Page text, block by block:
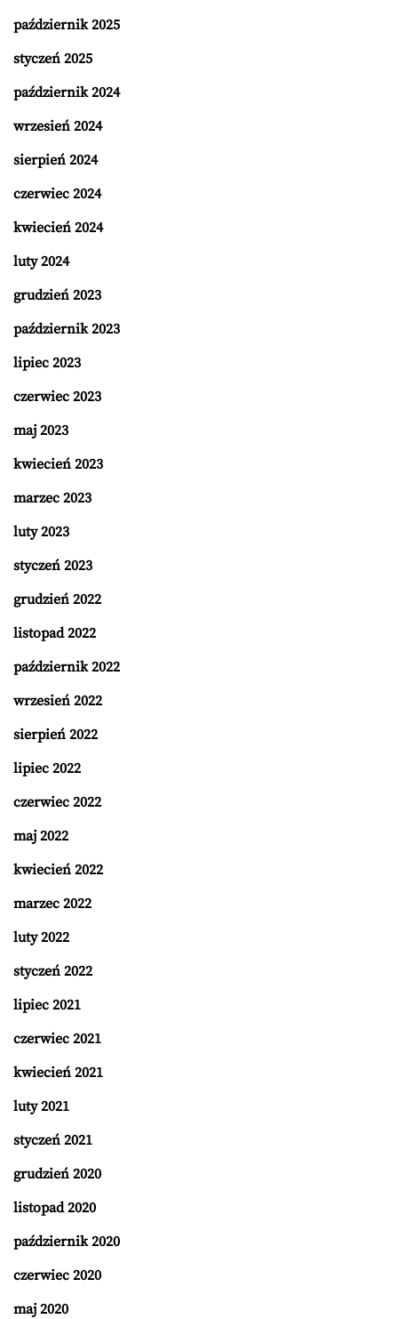
październik 2025
styczeń 2025
październik 2024
wrzesień 2024
sierpień 2024
czerwiec 2024
kwiecień 2024
luty 2024
grudzień 2023
październik 2023
lipiec 2023
czerwiec 2023
maj 2023
kwiecień 2023
marzec 2023
luty 2023
styczeń 2023
grudzień 2022
listopad 2022
październik 2022
wrzesień 2022
sierpień 2022
lipiec 2022
czerwiec 2022
maj 2022
kwiecień 2022
marzec 2022
luty 2022
styczeń 2022
lipiec 2021
czerwiec 2021
kwiecień 2021
luty 2021
styczeń 2021
grudzień 2020
listopad 2020
październik 2020
czerwiec 2020
maj 2020